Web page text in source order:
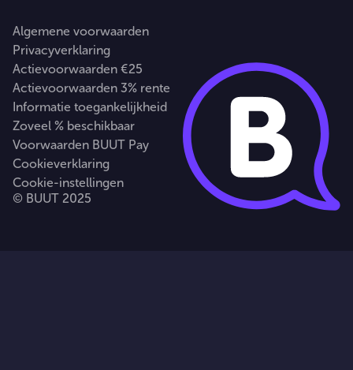
Algemene voorwaarden
Privacyverklaring
Actievoorwaarden €25
Actievoorwaarden 3% rente
Informatie toegankelijkheid
Zoveel % beschikbaar
Voorwaarden BUUT Pay
Cookieverklaring
Cookie-instellingen
© BUUT 2025